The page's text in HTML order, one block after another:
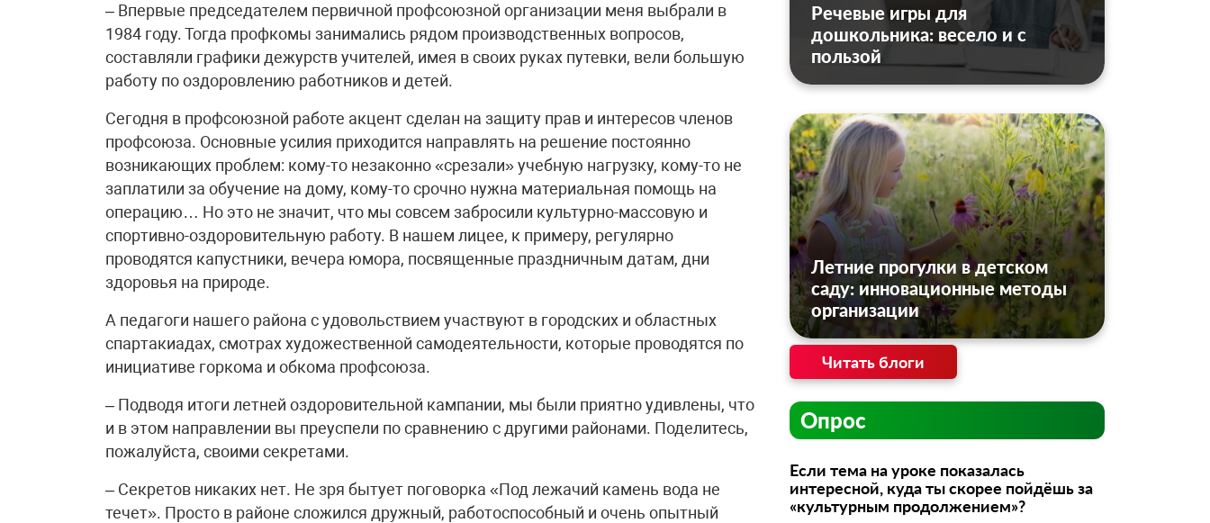
– Впервые председателем первичной профсоюзной организации меня выбрали в
1984 году. Тогда профкомы занимались рядом производственных вопросов,
составляли графики дежурств учителей, имея в своих руках путевки, вели большую
работу по оздоровлению работников и детей.
Сегодня в профсоюзной работе акцент сделан на защиту прав и интересов членов
профсоюза. Основные усилия приходится направлять на решение постоянно
возникающих проблем: кому-то незаконно «срезали» учебную нагрузку, кому-то не
заплатили за обучение на дому, кому-то срочно нужна материальная помощь на
операцию… Но это не значит, что мы совсем забросили культурно-массовую и
спортивно-оздоровительную работу. В нашем лицее, к примеру, регулярно
проводятся капустники, вечера юмора, посвященные праздничным датам, дни
здоровья на природе.
А педагоги нашего района с удовольствием участвуют в городских и областных
спартакиадах, смотрах художественной самодеятельности, которые проводятся по
инициативе горкома и обкома профсоюза.
– Подводя итоги летней оздоровительной кампании, мы были приятно удивлены, что
и в этом направлении вы преуспели по сравнению с другими районами. Поделитесь,
пожалуйста, своими секретами.
– Секретов никаких нет. Не зря бытует поговорка «Под лежачий камень вода не
течет». Просто в районе сложился дружный, работоспособный и очень опытный
Речевые игры для
дошкольника: весело и с
пользой
Летние прогулки в детском
саду: инновационные методы
организации
Читать блоги
Опрос
Если тема на уроке показалась
интересной, куда ты скорее пойдёшь за
«культурным продолжением»?